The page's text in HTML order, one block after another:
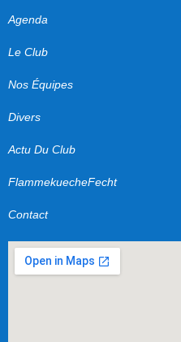
Agenda
Le Club
Nos Équipes
Divers
Actu Du Club
FlammekuecheFecht
Contact